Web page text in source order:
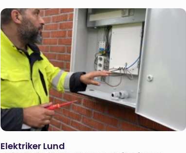
Elektriker Lund